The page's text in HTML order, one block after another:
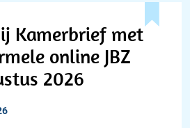
Kamerbrief met
online JBZ
2026